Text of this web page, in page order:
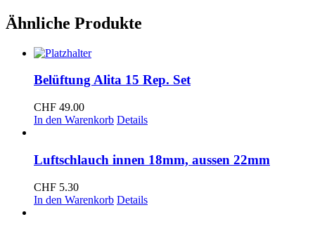
Ähnliche Produkte
Belüftung Alita 15 Rep. Set
CHF 49.00
In den Warenkorb Details
Luftschlauch innen 18mm, aussen 22mm
CHF 5.30
In den Warenkorb Details